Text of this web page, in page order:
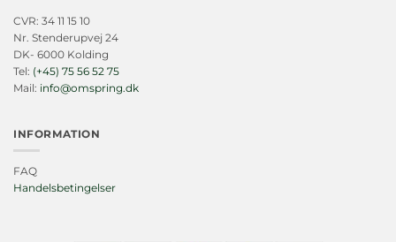
CVR: 34 11 15 10
Nr. Stenderupvej 24
DK- 6000 Kolding
Tel: (+45) 75 56 52 75
Mail: info@omspring.dk
INFORMATION
FAQ
Handelsbetingelser